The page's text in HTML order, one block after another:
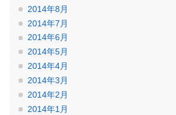
2014年8月
2014年7月
2014年6月
2014年5月
2014年4月
2014年3月
2014年2月
2014年1月